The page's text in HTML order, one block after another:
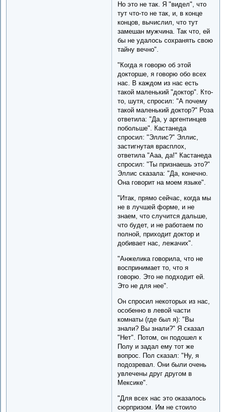
Но это не так. Я "видел", что
тут что-то не так, и, в конце
концов, вычислил, что тут
замешан мужчина. Так что, ей
бы не удалось сохранять свою
тайну вечно".
"Когда я говорю об этой
докторше, я говорю обо всех
нас. В каждом из нас есть
такой маленький "доктор". Кто-
то, шутя, спросил: "А почему
такой маленький доктор?" Роза
ответила: "Да, у аргентинцев
побольше". Кастанеда
спросил: "Эллис?" Эллис,
застигнутая врасплох,
ответила "Ааа, да!" Кастанеда
спросил: "Ты признаешь это?"
Эллис сказала: "Да, конечно.
Она говорит на моем языке".
"Итак, прямо сейчас, когда мы
не в лучшей форме, и не
знаем, что случится дальше,
что будет, и не работаем по
полной, приходит доктор и
добивает нас, лежачих".
"Анжелика говорила, что не
воспринимает то, что я
говорю. Это не подходит ей.
Это не для нее".
Он спросил некоторых из нас,
особенно в левой части
комнаты (где был я): "Вы
знали? Вы знали?" Я сказал
"Нет". Потом, он подошел к
Полу и задал ему тот же
вопрос. Пол сказал: "Ну, я
подозревал. Они были очень
увлечены друг другом в
Мексике".
"Для всех нас это оказалось
сюрпризом. Им не стоило